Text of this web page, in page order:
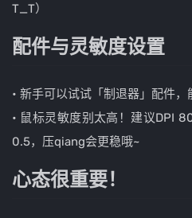
T_T）
配件与灵敏度设置
• 新手可以试试「制退器」配件，
• 鼠标灵敏度别太高！建议DPI
0.5，压qiang会更稳哦~
心态很重要！